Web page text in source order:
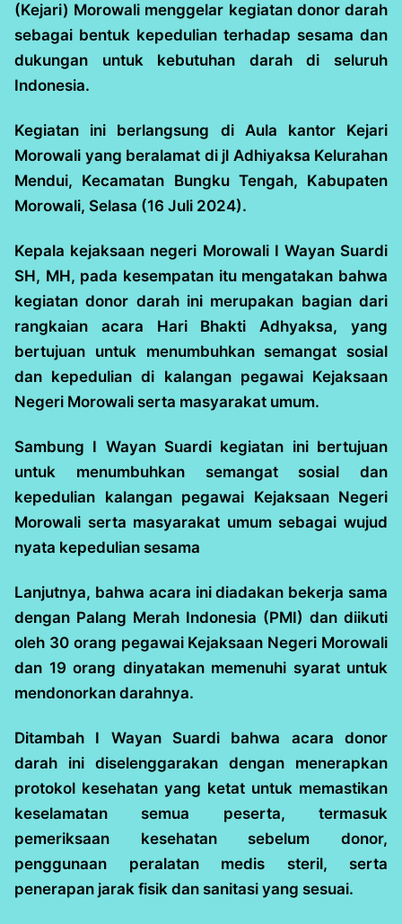
(Kejari) Morowali menggelar kegiatan donor darah
sebagai bentuk kepedulian terhadap sesama dan
dukungan untuk kebutuhan darah di seluruh
Indonesia.
Kegiatan ini berlangsung di Aula kantor Kejari
Morowali yang beralamat di jl Adhiyaksa Kelurahan
Mendui, Kecamatan Bungku Tengah, Kabupaten
Morowali, Selasa (16 Juli 2024).
Kepala kejaksaan negeri Morowali I Wayan Suardi
SH, MH, pada kesempatan itu mengatakan bahwa
kegiatan donor darah ini merupakan bagian dari
rangkaian acara Hari Bhakti Adhyaksa, yang
bertujuan untuk menumbuhkan semangat sosial
dan kepedulian di kalangan pegawai Kejaksaan
Negeri Morowali serta masyarakat umum.
Sambung I Wayan Suardi kegiatan ini bertujuan
untuk menumbuhkan semangat sosial dan
kepedulian kalangan pegawai Kejaksaan Negeri
Morowali serta masyarakat umum sebagai wujud
nyata kepedulian sesama
Lanjutnya, bahwa acara ini diadakan bekerja sama
dengan Palang Merah Indonesia (PMI) dan diikuti
oleh 30 orang pegawai Kejaksaan Negeri Morowali
dan 19 orang dinyatakan memenuhi syarat untuk
mendonorkan darahnya.
Ditambah I Wayan Suardi bahwa acara donor
darah ini diselenggarakan dengan menerapkan
protokol kesehatan yang ketat untuk memastikan
keselamatan semua peserta, termasuk
pemeriksaan kesehatan sebelum donor,
penggunaan peralatan medis steril, serta
penerapan jarak fisik dan sanitasi yang sesuai.